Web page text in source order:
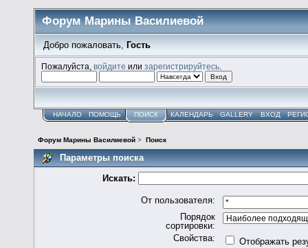
Форум Марины Василиевой
Добро пожаловать, Гость
Пожалуйста,войдите илизарегистрируйтесь
НАЧАЛО ПОМОЩЬ ПОИСК КАЛЕНДАРЬ GALLERY ВХОД
Форум Марины Василиевой > Поиск
Параметры поиска
Искать:
От пользователя:
Порядок
сортировки:
Свойства:
Отображать